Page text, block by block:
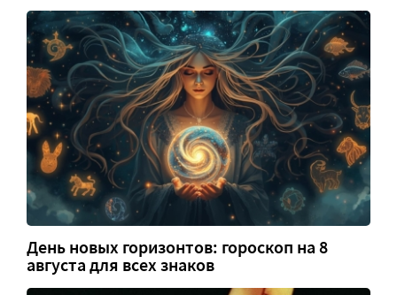
День новых горизонтов: гороскоп на 8
августа для всех знаков